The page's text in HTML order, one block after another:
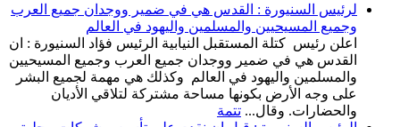
لرئيس السنيورة : القدس هي في ضمير ووجدان جميع العرب
وجميع المسيحيين والمسلمين واليهود في العالم
اعلن رئيس كتلة المستقبل النيابية الرئيس فؤاد السنيورة : ان
القدس هي في ضمير ووجدان جميع العرب وجميع المسيحيين
والمسلمين واليهود في العالم وكذلك هي مهمة لجميع البشر
على وجه الأرض بكونها مساحة مشتركة لتلاقي الأديان
والحضارات. وقال... تتمة